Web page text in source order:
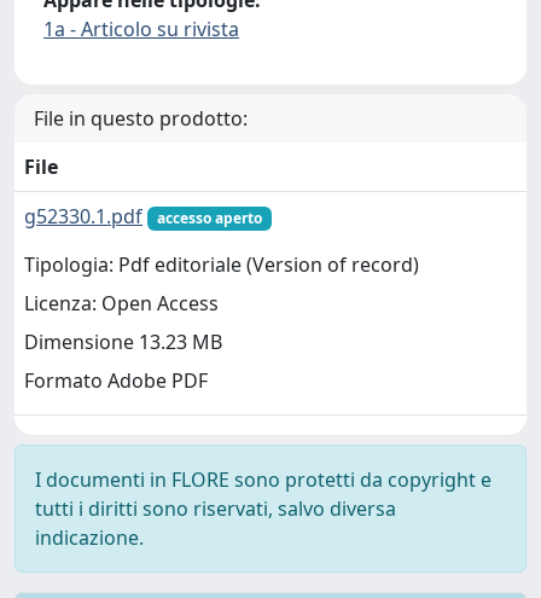
1a - Articolo su rivista
File in questo prodotto:
File
g52330.1.pdf
accesso aperto
Tipologia: Pdf editoriale (Version of record)
Licenza: Open Access
Dimensione 13.23 MB
Formato Adobe PDF
I documenti in FLORE sono protetti da copyright e
tutti i diritti sono riservati, salvo diversa
indicazione.